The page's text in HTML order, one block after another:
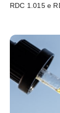
RDC 1.015 e